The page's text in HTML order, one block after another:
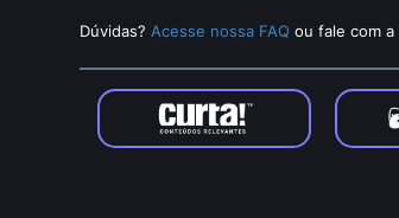
Dúvidas? Acesse nossa FAQ ou fale com a